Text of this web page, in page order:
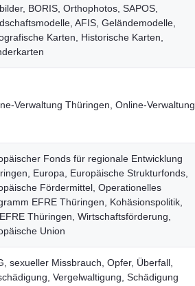
BORIS, Orthophotos, SAPOS,
AFIS, Geländemodelle,
Karten, Historische Karten,
Verwaltung Thüringen, Online-Verwaltung
Fonds für regionale Entwicklung
Europa, Europäische Strukturfonds,
Fördermittel, Operationelles
EFRE Thüringen, Kohäsionspolitik,
Thüringen, Wirtschaftsförderung,
Union
sexueller Missbrauch, Opfer, Überfall,
Vergelwaltigung, Schädigung